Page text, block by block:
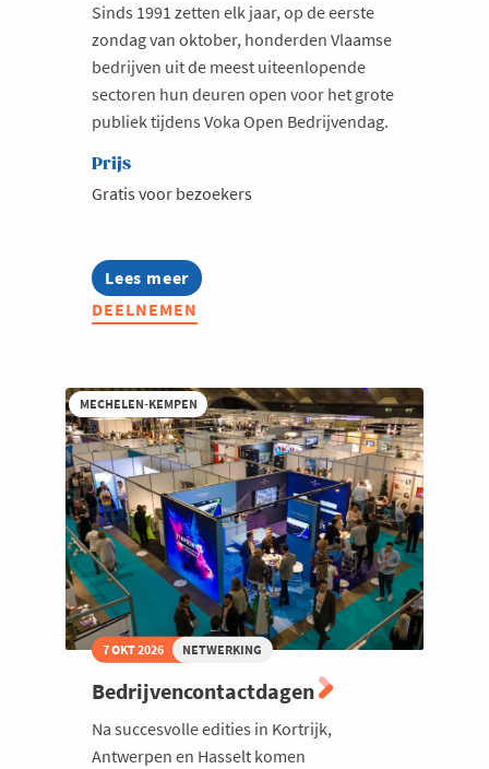
Sinds 1991 zetten elk jaar, op de eerste
zondag van oktober, honderden Vlaamse
bedrijven uit de meest uiteenlopende
sectoren hun deuren open voor het grote
publiek tijdens Voka Open Bedrijvendag.
Prijs
Gratis voor bezoekers
Lees meer
about
Voka
Open
ondernemend
Vlaanderen
DEELNEMEN
MECHELEN-KEMPEN
7 OKT 2026 NETWERKING
Bedrijvencontactdagen
Na succesvolle edities in Kortrijk,
Antwerpen en Hasselt komen